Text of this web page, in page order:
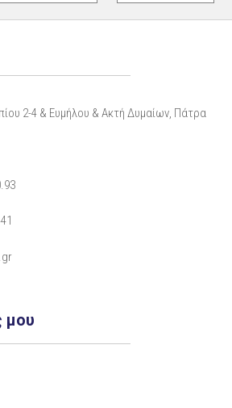
2-4 & Ευμήλου & Ακτή Δυμαίων, Πάτρα
μου